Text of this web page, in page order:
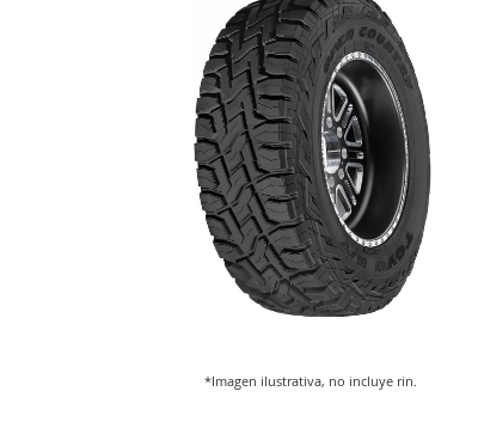
*Imagen ilustrativa, no incluye rin.